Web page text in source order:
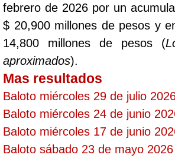
febrero de 2026 por un
$ 20,900 millones de pesos y
14,800 millones de pesos (
aproximados).
Mas resultados
Baloto miércoles 29 de julio
Baloto miércoles 24 de junio
Baloto miércoles 17 de junio
Baloto sábado 23 de mayo 2026